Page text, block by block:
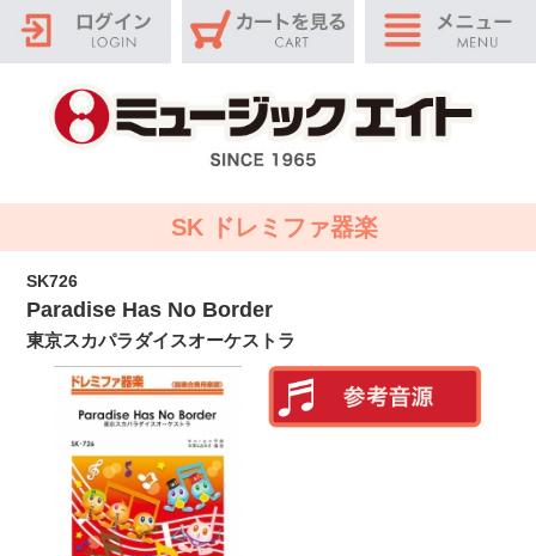
SK ドレミファ器楽
SK726
Paradise Has No Border
東京スカパラダイスオーケストラ